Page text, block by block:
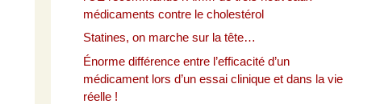
médicaments contre le cholestérol
Statines, on marche sur la tête…
Énorme différence entre l’efficacité d’un
médicament lors d’un essai clinique et dans la vie
réelle !